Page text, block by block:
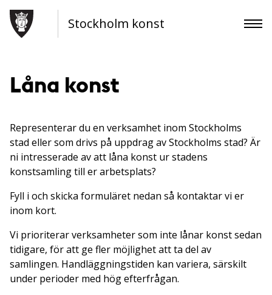
Stockholm konst
Låna konst
Representerar du en verksamhet inom Stockholms
stad eller som drivs på uppdrag av Stockholms stad? Är
ni intresserade av att låna konst ur stadens
konstsamling till er arbetsplats?
Fyll i och skicka formuläret nedan så kontaktar vi er
inom kort.
Vi prioriterar verksamheter som inte lånar konst sedan
tidigare, för att ge fler möjlighet att ta del av
samlingen. Handläggningstiden kan variera, särskilt
under perioder med hög efterfrågan.